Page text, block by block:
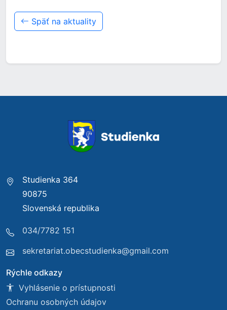
Späť na aktuality
Studienka 364
90875
Slovenská republika
034/7782 151
sekretariat.obecstudienka@gmail.com
Rýchle odkazy
Vyhlásenie o prístupnosti
Ochranu osobných údajov